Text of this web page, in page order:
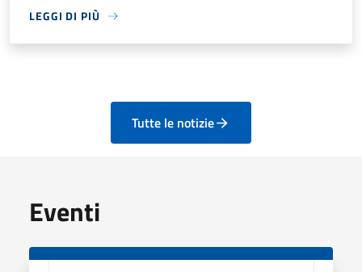
LEGGI DI PIÙ
Tutte le notizie
Eventi